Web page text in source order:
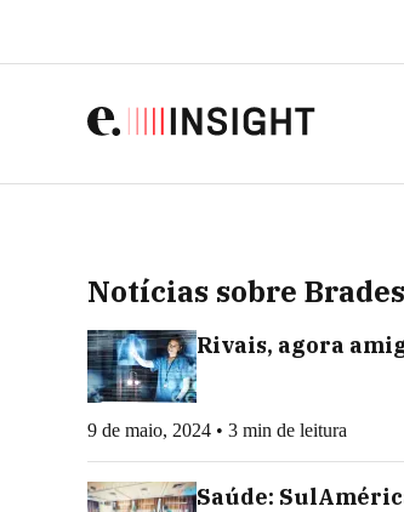
Notícias sobre
Rivais, agora
9 de maio, 2024 • 3 min de leitura
Saúde: